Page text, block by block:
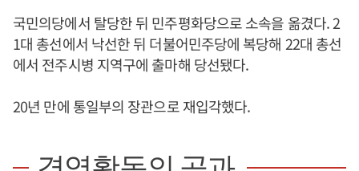
국민의당에서 탈당한 뒤 민주평화당으로 소속을 옮겼다. 2
1대 총선에서 낙선한 뒤 더불어민주당에 복당해 22대 총선
에서 전주시병 지역구에 출마해 당선됐다.
20년 만에 통일부의 장관으로 재입각했다.